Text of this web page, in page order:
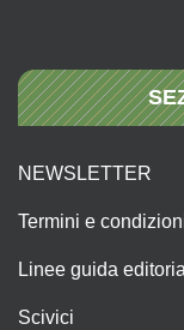
NEWSLETTER
Termini e
Linee guida
Scivici